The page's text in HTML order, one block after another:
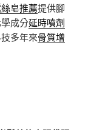
皂推薦提供腳
成分延時噴劑
多年來骨質增